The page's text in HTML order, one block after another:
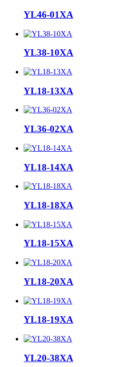
YL46-01XA
YL38-10XA
YL18-13XA
YL36-02XA
YL18-14XA
YL18-18XA
YL18-15XA
YL18-20XA
YL18-19XA
YL20-38XA